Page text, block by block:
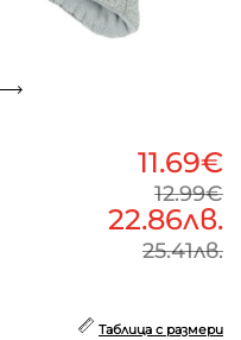
11.69€
12.99€
22.86лв.
25.41лв.
Таблица с размери